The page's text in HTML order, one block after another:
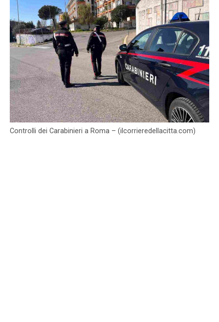
Controlli dei Carabinieri a Roma – (ilcorrieredellacitta.com)